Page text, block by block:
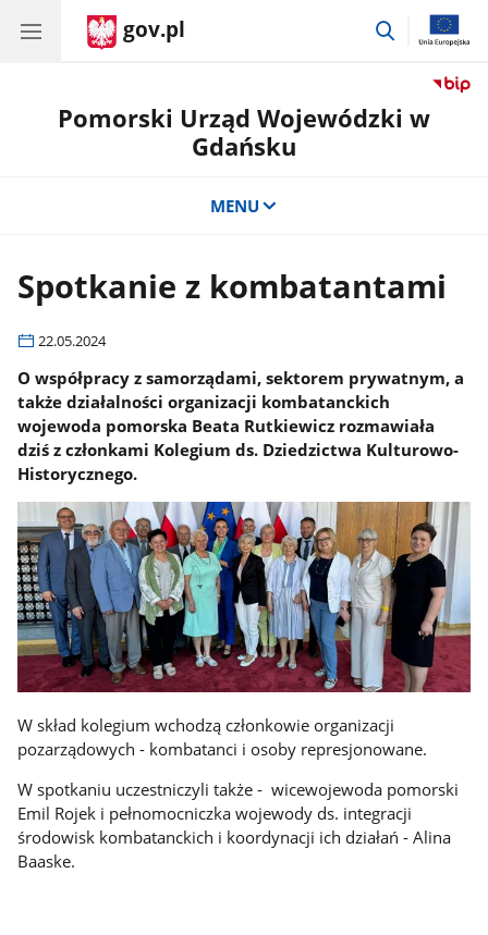
gov.pl
przejdź
Pomorski Urząd Wojewódzki w
Gdańsku
MENU
Spotkanie z kombatantami
22.05.2024
O współpracy z samorządami, sektorem prywatnym, a
także działalności organizacji kombatanckich
wojewoda pomorska Beata Rutkiewicz rozmawiała
dziś z członkami Kolegium ds. Dziedzictwa Kulturowo-
Historycznego.
W skład kolegium wchodzą członkowie organizacji
pozarządowych - kombatanci i osoby represjonowane.
W spotkaniu uczestniczyli także - wicewojewoda pomorski
Emil Rojek i pełnomocniczka wojewody ds. integracji
środowisk kombatanckich i koordynacji ich działań - Alina
Baaske.